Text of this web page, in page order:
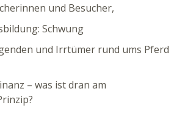
und Besucher,
Schwung
und Irrtümer rund ums Pferd
– was ist dran am